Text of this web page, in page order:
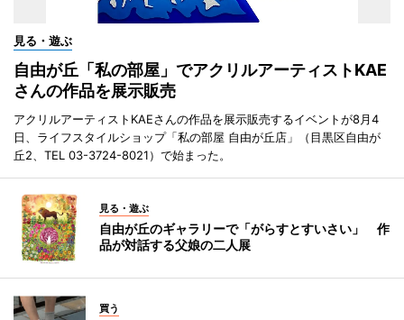
見る・遊ぶ
自由が丘「私の部屋」でアクリルアーティストKAE
さんの作品を展示販売
アクリルアーティストKAEさんの作品を展示販売するイベントが8月4
日、ライフスタイルショップ「私の部屋 自由が丘店」（目黒区自由が
丘2、TEL 03-3724-8021）で始まった。
見る・遊ぶ
自由が丘のギャラリーで「がらすとすいさい」 作
品が対話する父娘の二人展
買う